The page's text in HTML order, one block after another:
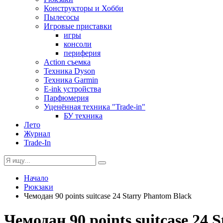
Конструкторы и Хобби
Пылесосы
Игровые приставки
игры
консоли
периферия
Action съемка
Техника Dyson
Техника Garmin
E-ink устройства
Парфюмерия
Уценённая техника "Trade-in"
БУ техника
Лето
Журнал
Trade-In
Начало
Рюкзаки
Чемодан 90 points suitcase 24 Starry Phantom Black